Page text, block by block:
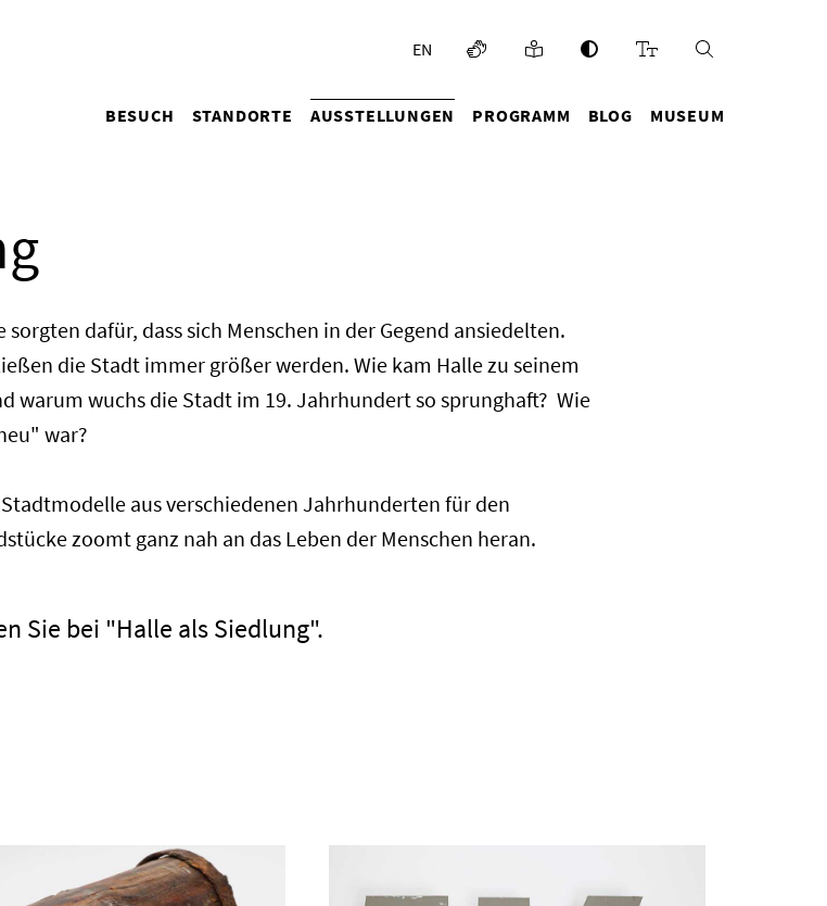
EN
Hauptnavigation
BESUCH STANDORTE AUSSTELLUNGEN PROGRAMM BLOG MUSEUM
dafür, dass sich Menschen in der Gegend ansiedelten.
die Stadt immer größer werden. Wie kam Halle zu seinem
warum wuchs die Stadt im 19. Jahrhundert so sprunghaft? Wie
war?
aus verschiedenen Jahrhunderten für den
zoomt ganz nah an das Leben der Menschen heran.
Sie bei "Halle als Siedlung".